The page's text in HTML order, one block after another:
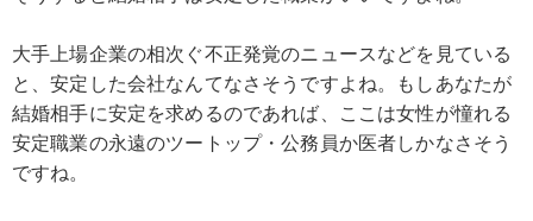
大手上場企業の相次ぐ不正発覚のニュースなどを見ている
と、安定した会社なんてなさそうですよね。もしあなたが
結婚相手に安定を求めるのであれば、ここは女性が憧れる
安定職業の永遠のツートップ・公務員か医者しかなさそう
ですね。